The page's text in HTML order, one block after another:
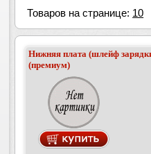
Товаров на странице: 10
Нижняя плата (шлейф
(премиум)